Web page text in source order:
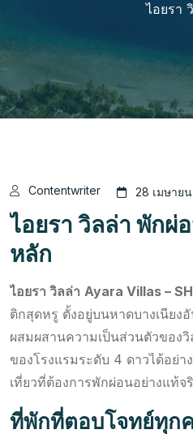
ไอยรา
Contentwriter 28 เมษาย
ไอยรา วิลล่า พักผ่
หลัก
ไอยรา วิลล่า Ayara Villas –
ติกสุดหรู ตั้งอยู่บนหาดบางเนียง
ผสมผสานความเป็นส่วนตัวของ
ของโรงแรมระดับ 4 ดาวได้อย่า
เที่ยวที่ต้องการพักผ่อนอย่างแท้จ
ที่พักที่ตอบโจทย์ทุก